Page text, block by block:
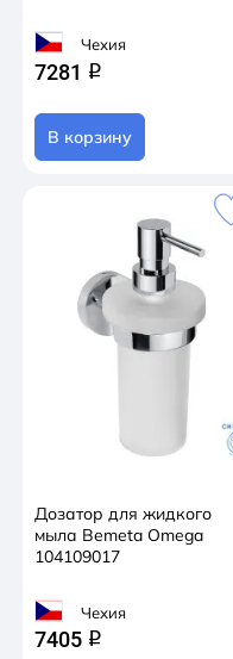
Чехия
7281 q
В корзину
Дозатор для жидкого
мыла Bemeta Omega
104109017
Чехия
7405 q